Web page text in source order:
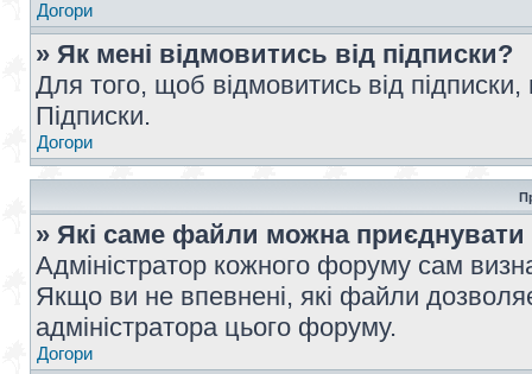
Догори
» Як мені відмовитись від підписки?
Для того, щоб відмовитись від
Підписки.
Догори
» Які саме файли можна
Адміністратор кожного форуму сам
Якщо ви не впевнені, які файли
адміністратора цього форуму.
Догори